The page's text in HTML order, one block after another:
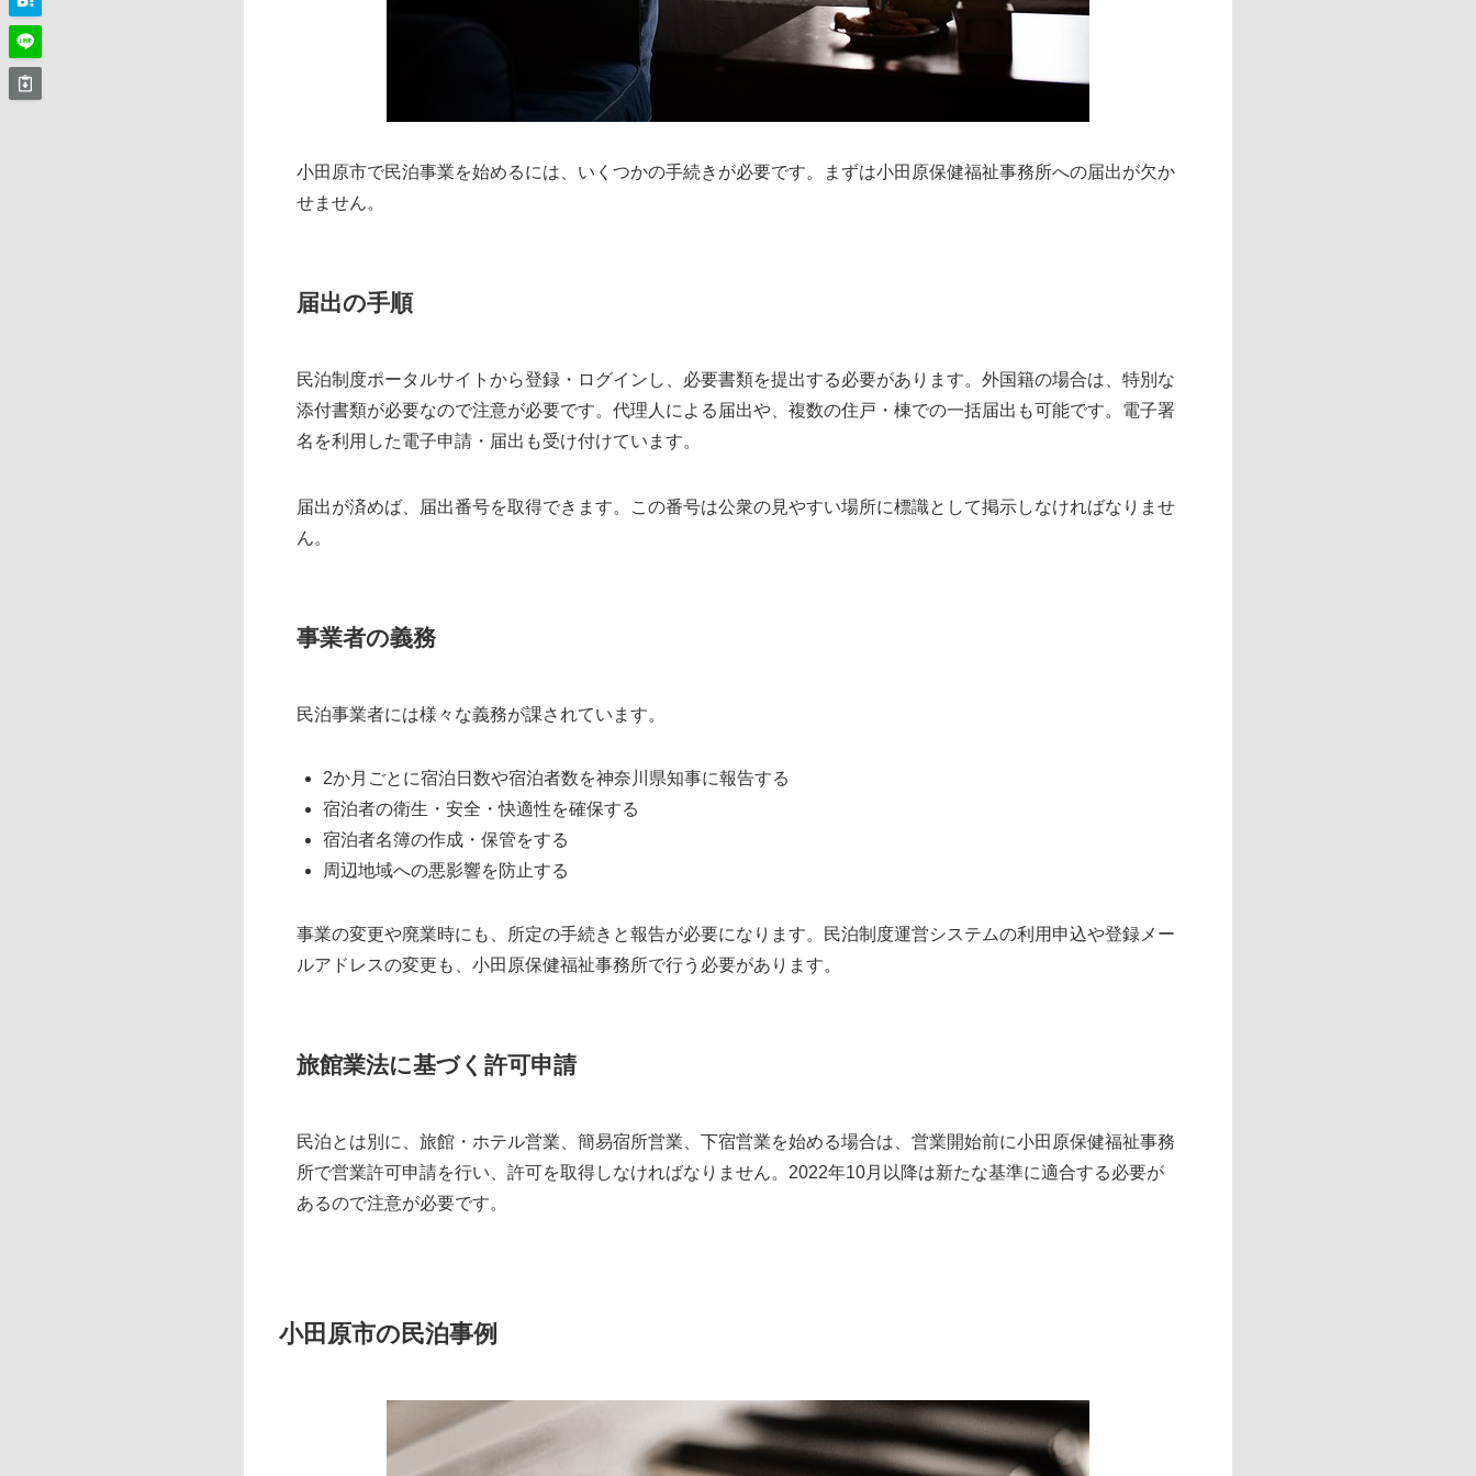
小田原市で民泊事業を始めるには、いくつかの手続きが必要です。まずは小田原保健福祉事務所への届出が欠か
せません。
届出の手順
民泊制度ポータルサイトから登録・ログインし、必要書類を提出する必要があります。外国籍の場合は、特別な
添付書類が必要なので注意が必要です。代理人による届出や、複数の住戸・棟での一括届出も可能です。電子署
名を利用した電子申請・届出も受け付けています。
届出が済めば、届出番号を取得できます。この番号は公衆の見やすい場所に標識として掲示しなければなりませ
ん。
事業者の義務
民泊事業者には様々な義務が課されています。
2か月ごとに宿泊日数や宿泊者数を神奈川県知事に報告する
宿泊者の衛生・安全・快適性を確保する
宿泊者名簿の作成・保管をする
周辺地域への悪影響を防止する
事業の変更や廃業時にも、所定の手続きと報告が必要になります。民泊制度運営システムの利用申込や登録メー
ルアドレスの変更も、小田原保健福祉事務所で行う必要があります。
旅館業法に基づく許可申請
民泊とは別に、旅館・ホテル営業、簡易宿所営業、下宿営業を始める場合は、営業開始前に小田原保健福祉事務
所で営業許可申請を行い、許可を取得しなければなりません。2022年10月以降は新たな基準に適合する必要が
あるので注意が必要です。
小田原市の民泊事例